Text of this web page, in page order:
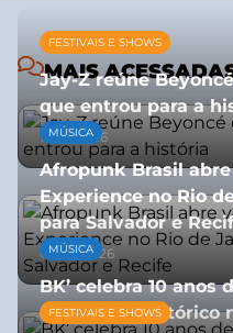
MAIS
FESTIVAIS E SHOWS
Jay-Z reúne
que entrou para a
13/07/2026
MÚSICA
Afropunk Brasil
Experience no Rio
para Salvador e
03/08/2026
MÚSICA
BK’ celebra 10 anos
com show histórico
FESTIVAIS E SHOWS